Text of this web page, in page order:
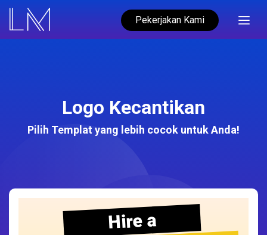
Pekerjakan Kami
Logo Kecantikan
Pilih Templat yang lebih cocok untuk Anda!
Hire a